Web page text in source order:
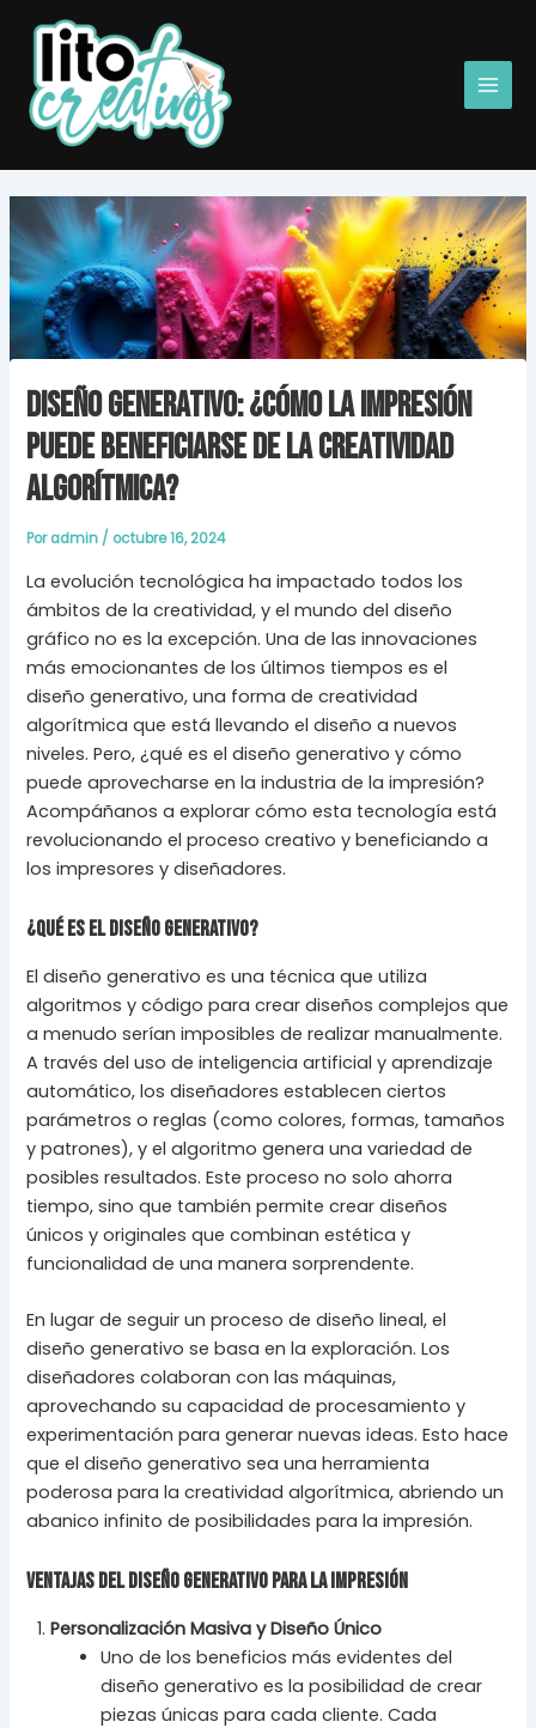
contenido
Diseño Generativo: ¿Cómo la Impresión
Puede Beneficiarse de la Creatividad
Algorítmica?
Poradmin / octubre 16, 2024
La evolución tecnológica ha impactado todos los
ámbitos de la creatividad, y el mundo del diseño
gráfico no es la excepción. Una de las innovaciones
más emocionantes de los últimos tiempos es el
diseño generativo, una forma de creatividad
algorítmica que está llevando el diseño a nuevos
niveles. Pero, ¿qué es el diseño generativo y cómo
puede aprovecharse en la industria de la impresión?
Acompáñanos a explorar cómo esta tecnología está
revolucionando el proceso creativo y beneficiando a
los impresores y diseñadores.
¿Qué es el Diseño Generativo?
El diseño generativo es una técnica que utiliza
algoritmos y código para crear diseños complejos que
a menudo serían imposibles de realizar manualmente.
A través del uso de inteligencia artificial y aprendizaje
automático, los diseñadores establecen ciertos
parámetros o reglas (como colores, formas, tamaños
y patrones), y el algoritmo genera una variedad de
posibles resultados. Este proceso no solo ahorra
tiempo, sino que también permite crear diseños
únicos y originales que combinan estética y
funcionalidad de una manera sorprendente.
En lugar de seguir un proceso de diseño lineal, el
diseño generativo se basa en la exploración. Los
diseñadores colaboran con las máquinas,
aprovechando su capacidad de procesamiento y
experimentación para generar nuevas ideas. Esto hace
que el diseño generativo sea una herramienta
poderosa para la creatividad algorítmica, abriendo un
abanico infinito de posibilidades para la impresión.
Ventajas del Diseño Generativo para la Impresión
Personalización Masiva y Diseño Único
Uno de los beneficios más evidentes del
diseño generativo es la posibilidad de crear
piezas únicas para cada cliente. Cada